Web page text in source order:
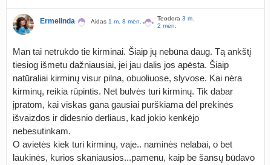
Ermelinda Aidas 1 m. 8 mėn. Teodora 3 m.
2 mėn.
Man tai netrukdo tie kirminai. Šiaip jų nebūna daug. Tą ankštį
tiesiog išmetu dažniausiai, jei jau dalis jos apėsta. Šiaip
natūraliai kirminų visur pilna, obuoliuose, slyvose. Kai nėra
kirminų, reikia rūpintis. Net bulvės turi kirminų. Tik dabar
įpratom, kai viskas gana gausiai purškiama dėl prekinės
išvaizdos ir didesnio derliaus, kad jokio kenkėjo
nebesutinkam.
O avietės kiek turi kirminų, vaje.. naminės nelabai, o bet
laukinės, kurios skaniausios...pamenu, kaip be šansų būdavo